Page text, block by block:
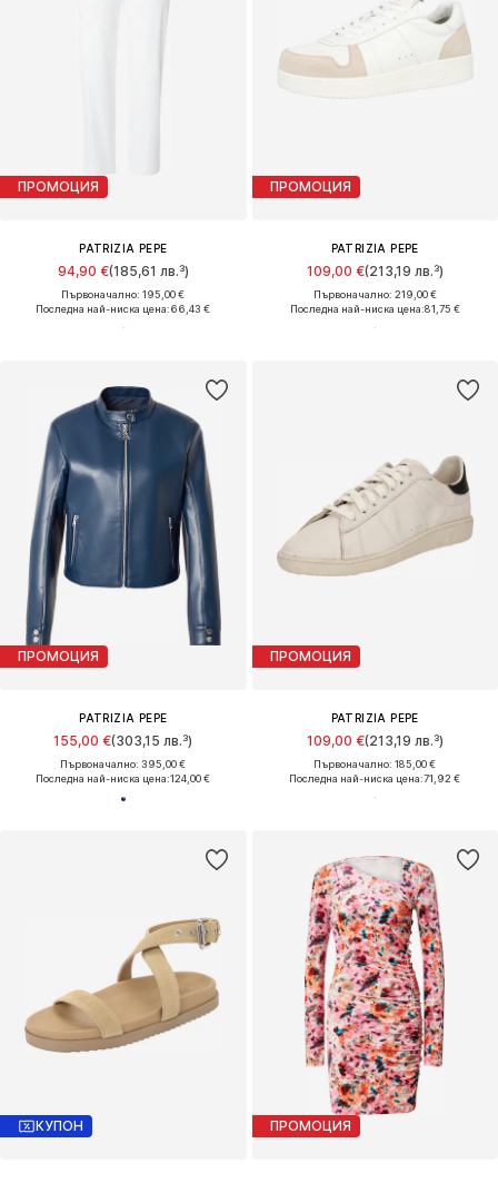
ПРОМОЦИЯ
PATRIZIA PEPE
94,90 €(185,61 лв.³)
Първоначално: 195,00 €
Последна най-ниска цена:66,43 €
ПРОМОЦИЯ
PATRIZIA PEPE
109,00 €(213,19 лв.³)
Първоначално: 219,00 €
Последна най-ниска цена:81,75 €
ПРОМОЦИЯ
PATRIZIA PEPE
155,00 €(303,15 лв.³)
Първоначално: 395,00 €
Последна най-ниска цена:124,00 €
ПРОМОЦИЯ
PATRIZIA PEPE
109,00 €(213,19 лв.³)
Първоначално: 185,00 €
Последна най-ниска цена:71,92 €
КУПОН ПРОМОЦИЯ